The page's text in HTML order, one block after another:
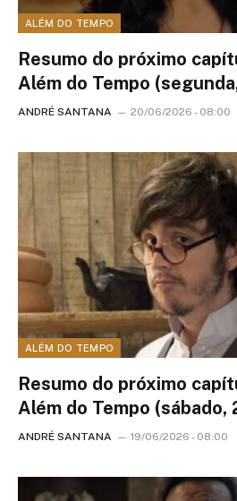
ALÉM DO TEMPO
Resumo do próximo
Além do Tempo
ANDRÉ SANTANA 20/06/2026 - 08:00
ALÉM DO TEMPO
Resumo do próximo
Além do Tempo
ANDRÉ SANTANA 19/06/2026 - 08:00